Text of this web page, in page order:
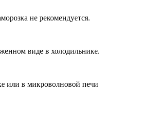
не рекомендуется.
виде в холодильнике.
или в микроволновой печи